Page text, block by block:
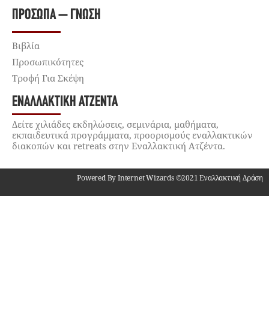
ΠΡΌΣΩΠΑ – ΓΝΏΣΗ
Βιβλία
Προσωπικότητες
Τροφή Για Σκέψη
ΕΝΑΛΛΑΚΤΙΚΉ ΑΤΖΈΝΤΑ
Δείτε χιλιάδες εκδηλώσεις, σεμινάρια, μαθήματα,
εκπαιδευτικά προγράμματα, προορισμούς εναλλακτικών
διακοπών και retreats στην Εναλλακτική Ατζέντα.
Powered By Internet Wizards ©2021 Εναλλακτική Δράση